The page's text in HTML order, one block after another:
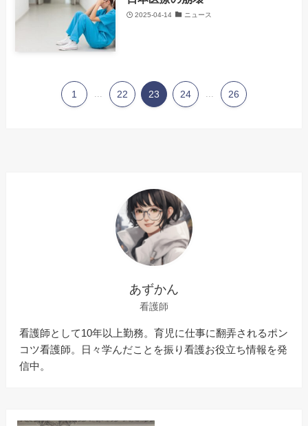
2025-04-14 ニュース
1 ... 22 23 24 ... 26
あずかん
看護師
看護師として10年以上勤務。育児に仕事に翻弄されるポン
コツ看護師。日々学んだことを振り看護お役立ち情報を発
信中。